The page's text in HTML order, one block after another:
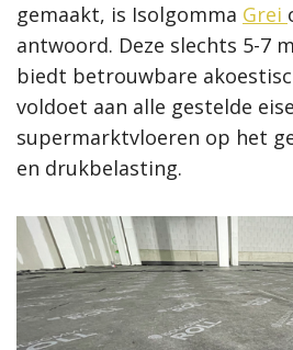
gemaakt, is Isolgomma Grei
antwoord. Deze slechts 5-7
biedt betrouwbare
voldoet aan alle gestelde
supermarktvloeren op het
en drukbelasting.